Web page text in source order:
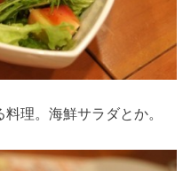
料理。海鮮サラダとか。